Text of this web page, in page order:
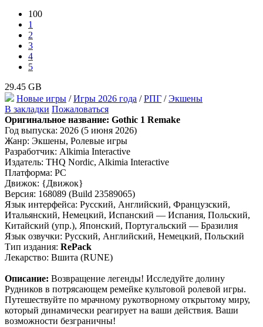
100
1
2
3
4
5
29.45 GB
Новые игры /Игры 2026 года /РПГ /Экшены
В закладки Пожаловаться
Оригинальное название: Gothic 1 Remake
Год выпуска: 2026 (5 июня 2026)
Жанр: Экшены, Ролевые игры
Разработчик: Alkimia Interactive
Издатель: THQ Nordic, Alkimia Interactive
Платформа: PC
Движок: {Движок}
Версия: 168089 (Build 23589065)
Язык интерфейса: Русский, Английский, Французский,
Итальянский, Немецкий, Испанский — Испания, Польский,
Китайский (упр.), Японский, Португальский — Бразилия
Язык озвучки: Русский, Английский, Немецкий, Польский
Тип издания: RePack
Лекарство: Вшита (RUNE)
Описание: Возвращение легенды! Исследуйте долину
Рудников в потрясающем ремейке культовой ролевой игры.
Путешествуйте по мрачному рукотворному открытому миру,
который динамически реагирует на ваши действия. Ваши
возможности безграничны!